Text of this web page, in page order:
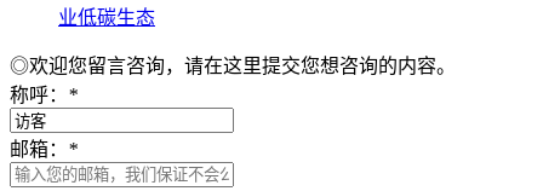
业低碳生态
◎欢迎您留言咨询，请在这里提交您想咨询的内容。
称呼： *
邮箱： *